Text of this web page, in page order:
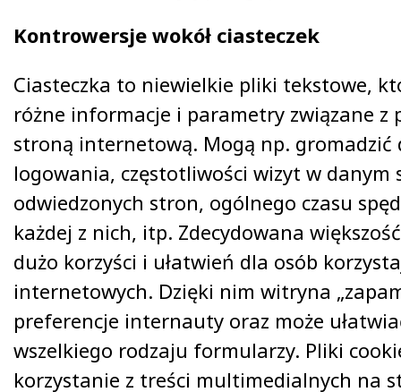
Kontrowersje wokół ciasteczek
Ciasteczka to niewielkie pliki tekstowe,
różne informacje i parametry związane z
stroną internetową. Mogą np.
logowania, częstotliwości wizyt w danym
odwiedzonych stron, ogólnego czasu
każdej z nich, itp. Zdecydowana
dużo korzyści i ułatwień dla osób
internetowych. Dzięki nim witryna
preferencje internauty oraz może
wszelkiego rodzaju formularzy. Pliki
korzystanie z treści multimedialnych na